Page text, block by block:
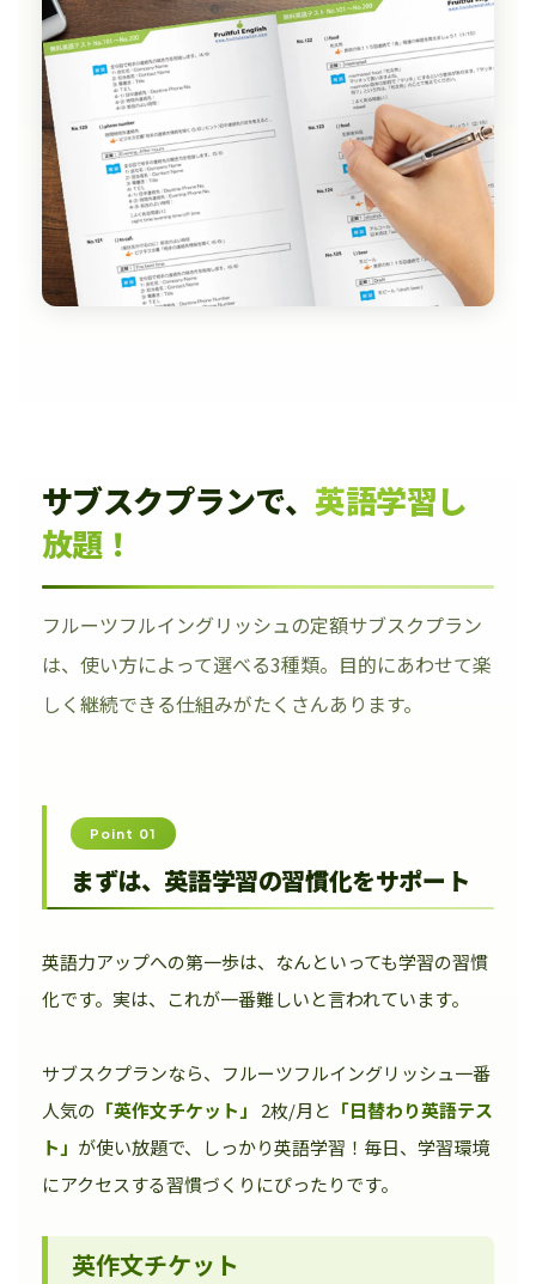
サブスクプランで、 英語学習し
放題！
フルーツフルイングリッシュの定額サブスクプラン
は、使い方によって選べる3種類。目的にあわせて楽
しく継続できる仕組みがたくさんあります。
Point 01
まずは、英語学習の習慣化をサポート
英語力アップへの第一歩は、なんといっても学習の習慣
化です。実は、これが一番難しいと言われています。
サブスクプランなら、フルーツフルイングリッシュ一番
人気の 「英作文チケット」 2枚/月と 「日替わり英語テス
ト」 が使い放題で、しっかり英語学習！毎日、学習環境
にアクセスする習慣づくりにぴったりです。
英作文チケット